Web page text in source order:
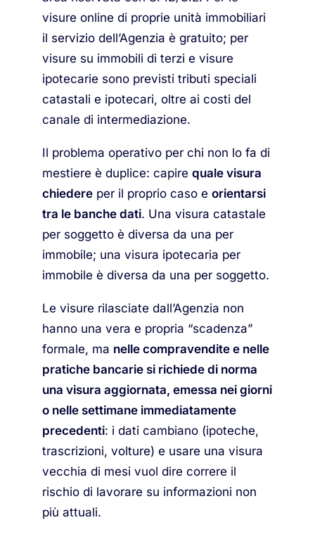
visure online di proprie unità immobiliari
il servizio dell’Agenzia è gratuito; per
visure su immobili di terzi e visure
ipotecarie sono previsti tributi speciali
catastali e ipotecari, oltre ai costi del
canale di intermediazione.
Il problema operativo per chi non lo fa di
mestiere è duplice: capire quale visura
chiedere per il proprio caso e orientarsi
tra le banche dati. Una visura catastale
per soggetto è diversa da una per
immobile; una visura ipotecaria per
immobile è diversa da una per soggetto.
Le visure rilasciate dall’Agenzia non
hanno una vera e propria “scadenza”
formale, ma nelle compravendite e nelle
pratiche bancarie si richiede di norma
una visura aggiornata, emessa nei giorni
o nelle settimane immediatamente
precedenti: i dati cambiano (ipoteche,
trascrizioni, volture) e usare una visura
vecchia di mesi vuol dire correre il
rischio di lavorare su informazioni non
più attuali.